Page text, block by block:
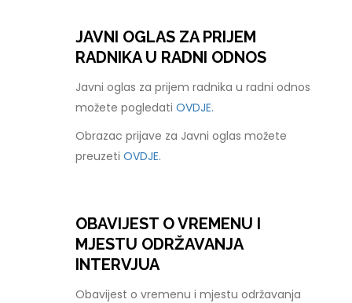
JAVNI OGLAS ZA PRIJEM
RADNIKA U RADNI ODNOS
Javni oglas za prijem radnika u radni odnos
možete pogledatiOVDJE.
Obrazac prijave za Javni oglas možete
preuzetiOVDJE.
OBAVIJEST O VREMENU I
MJESTU ODRŽAVANJA
INTERVJUA
Obavijest o vremenu i mjestu održavanja